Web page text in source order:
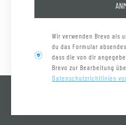
Wir verwenden Brevo als
du das Formular
dass die von dir
Brevo zur Bearbeitung
Datenschutzrichtlinien